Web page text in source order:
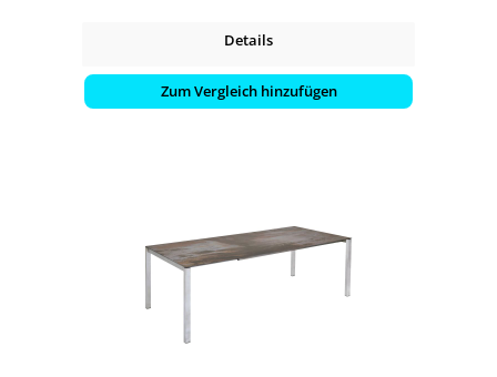
Details
Zum Vergleich hinzufügen